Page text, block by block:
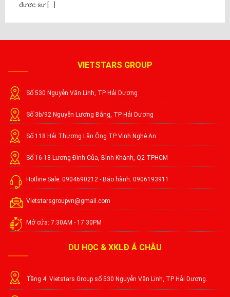
được sự [...]
VIETSTARS GROUP
Số 530 Nguyễn Văn Linh, TP Hải Dương
Số 3b/92 Nguyễn Lương Bằng, TP Hải Dương
Số 118 Hải Thượng Lãn Ông TP Vinh Nghệ An
Số 16-18 Lương Đình Của, Bình Khánh, Q2 TPHCM
Hotline Sale: 0904690212 - Bảo hành: 0906193911
Vietstarsgroupvn@gmail.com
Mở cửa: 7:30AM - 17:30PM
DU HỌC & XKLĐ Á CHÂU
Tầng 4 Vietstars Group số 530 Nguyễn Văn Linh, TP Hải Dương.